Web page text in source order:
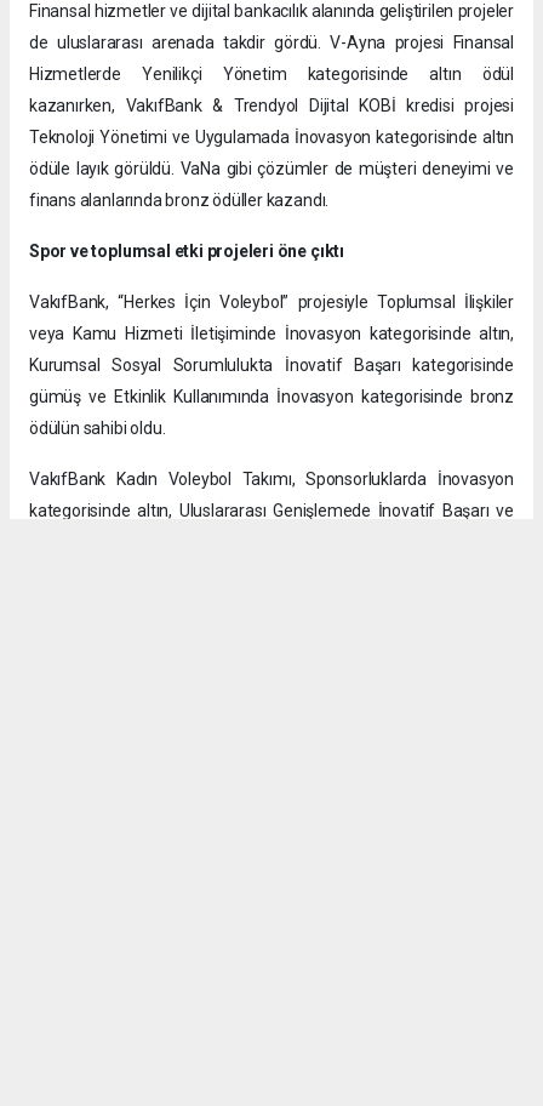
Finansal hizmetler ve dijital bankacılık alanında geliştirilen projeler
de uluslararası arenada takdir gördü. V-Ayna projesi Finansal
Hizmetlerde Yenilikçi Yönetim kategorisinde altın ödül
kazanırken, VakıfBank & Trendyol Dijital KOBİ kredisi projesi
Teknoloji Yönetimi ve Uygulamada İnovasyon kategorisinde altın
ödüle layık görüldü. VaNa gibi çözümler de müşteri deneyimi ve
finans alanlarında bronz ödüller kazandı.
Spor ve toplumsal etki projeleri öne çıktı
VakıfBank, “Herkes İçin Voleybol” projesiyle Toplumsal İlişkiler
veya Kamu Hizmeti İletişiminde İnovasyon kategorisinde altın,
Kurumsal Sosyal Sorumlulukta İnovatif Başarı kategorisinde
gümüş ve Etkinlik Kullanımında İnovasyon kategorisinde bronz
ödülün sahibi oldu.
VakıfBank Kadın Voleybol Takımı, Sponsorluklarda İnovasyon
kategorisinde altın, Uluslararası Genişlemede İnovatif Başarı ve